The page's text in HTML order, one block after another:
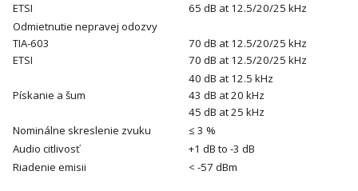
ETSI
65 dB at 12.5/20/25 kHz
Odmietnutie nepravej odozvy
TIA-603
ETSI
70 dB at 12.5/20/25 kHz
70 dB at 12.5/20/25 kHz
Pískanie a šum
40 dB at 12.5 kHz
43 dB at 20 kHz
45 dB at 25 kHz
Nominálne skreslenie zvuku
≤ 3 %
Audio citlivosť
+1 dB to -3 dB
Riadenie emisii
< -57 dBm